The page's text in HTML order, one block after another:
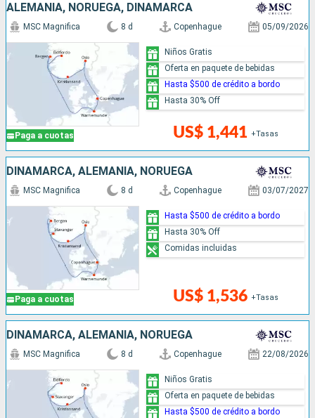
ALEMANIA, NORUEGA, DINAMARCA
Paga a cuotas
MSC Magnifica 8 d Copenhague 05/09/2026
US$ 1,441 +Tasas
Niños Gratis
Oferta en paquete de bebidas
Hasta $500 de crédito a bordo
Hasta 30% Off
DINAMARCA, ALEMANIA, NORUEGA
Paga a cuotas
MSC Magnifica 8 d Copenhague 03/07/2027
US$ 1,536 +Tasas
Hasta $500 de crédito a bordo
Hasta 30% Off
Comidas incluidas
DINAMARCA, ALEMANIA, NORUEGA
MSC Magnifica 8 d Copenhague 22/08/2026
Niños Gratis
Oferta en paquete de bebidas
Hasta $500 de crédito a bordo